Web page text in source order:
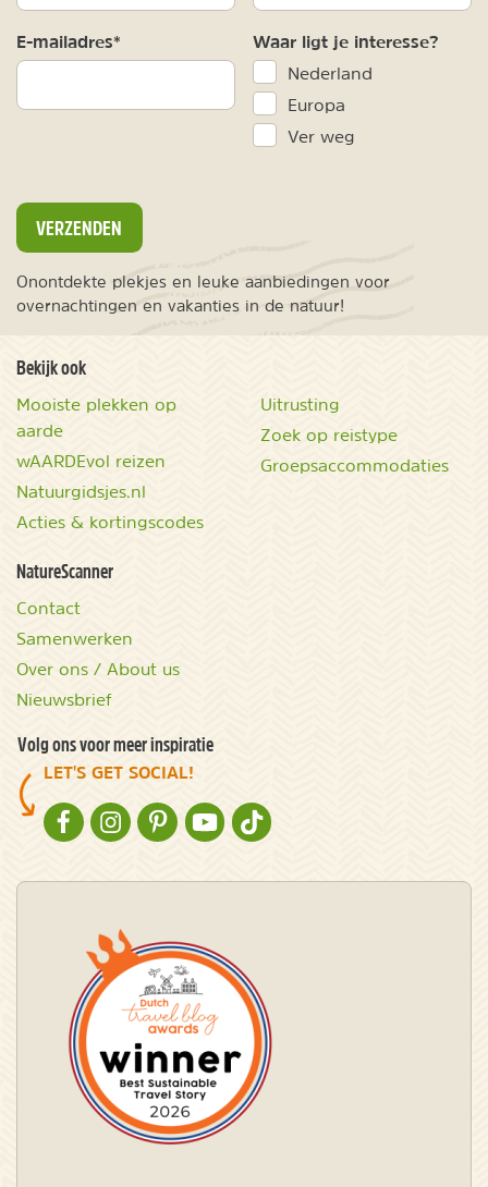
E-mailadres* Waar ligt je interesse?
Nederland
Europa
Ver weg
VERZENDEN
Onontdekte plekjes en leuke aanbiedingen voor
overnachtingen en vakanties in de natuur!
Bekijk ook
Mooiste plekken op
aarde
wAARDEvol reizen
Natuurgidsjes.nl
Acties & kortingscodes
Uitrusting
Zoek op reistype
Groepsaccommodaties
NatureScanner
Contact
Samenwerken
Over ons / About us
Nieuwsbrief
Volg ons voor meer inspiratie
LET'S GET SOCIAL!
NATURESCANNER OP FACEBOOK
NATURESCANNER OP INSTAGRAM
NATURESCANNER OP PINTEREST
NATURESCANNER OP YOUTUBE
NATURESCANNER OP TIKTOK